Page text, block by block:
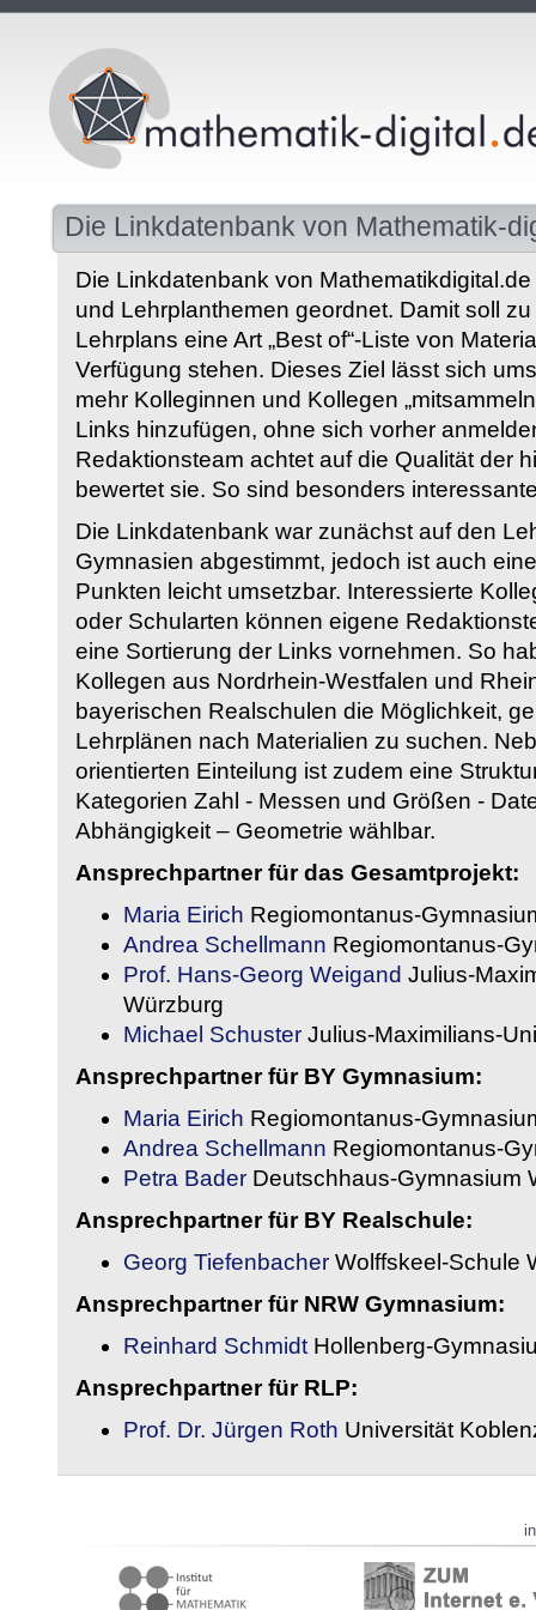
Die Linkdatenbank von Mathematik-
Die Linkdatenbank von
und Lehrplanthemen geordnet. Damit soll
Lehrplans eine Art „Best of“-Liste von
Verfügung stehen. Dieses Ziel lässt sich
mehr Kolleginnen und Kollegen
Links hinzufügen, ohne sich vorher
Redaktionsteam achtet auf die Qualität der
bewertet sie. So sind besonders
Die Linkdatenbank war zunächst auf den
Gymnasien abgestimmt, jedoch ist auch
Punkten leicht umsetzbar. Interessierte
oder Schularten können eigene
eine Sortierung der Links vornehmen. So
Kollegen aus Nordrhein-Westfalen und
bayerischen Realschulen die Möglichkeit,
Lehrplänen nach Materialien zu suchen.
orientierten Einteilung ist zudem eine
Kategorien Zahl - Messen und Größen -
Abhängigkeit – Geometrie wählbar.
Ansprechpartner für das Gesamtprojekt:
Maria Eirich Regiomontanus-
Andrea Schellmann Regiomontanus-
Prof. Hans-Georg Weigand Julius-
Würzburg
Michael Schuster Julius-Maximilians-
Ansprechpartner für BY Gymnasium:
Maria Eirich Regiomontanus-
Andrea Schellmann Regiomontanus-
Petra Bader Deutschhaus-Gymnasium
Ansprechpartner für BY Realschule:
Georg Tiefenbacher Wolffskeel-Schule
Ansprechpartner für NRW Gymnasium:
Reinhard Schmidt Hollenberg-
Ansprechpartner für RLP:
Prof. Dr. Jürgen Roth Universität